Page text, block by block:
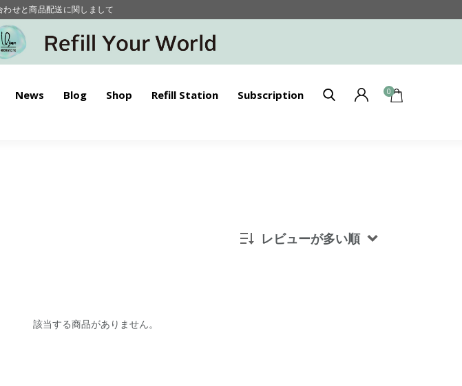
わせと商品配送に関しまして
“月のポイントアップデー”
News Blog Shop Refill Station Subscription 0
レビューが多い順
該当する商品がありません。